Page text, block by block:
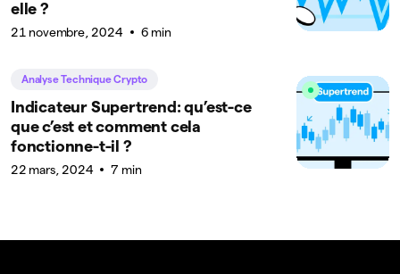
elle ?
21 novembre, 2024 6 min
Analyse Technique Crypto
Indicateur Supertrend: qu’est-ce
que c’est et comment cela
fonctionne-t-il ?
22 mars, 2024 7 min